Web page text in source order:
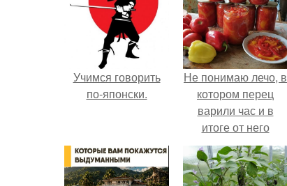
Учимся говорить
по-японски.
Не понимаю лечо, в
котором перец
варили час и в
итоге от него
остались одни
бесформенные
тряпочки.